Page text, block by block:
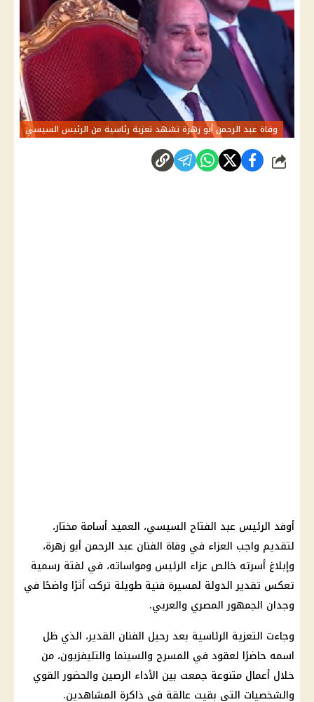
وفاة عبد الرحمن أبو زهرة تشهد تعزية رئاسية من الرئيس السيسي
شارك
أوفد الرئيس عبد الفتاح السيسي، العميد أسامة مختار،
لتقديم واجب العزاء في وفاة الفنان عبد الرحمن أبو زهرة،
وإبلاغ أسرته خالص عزاء الرئيس ومواساته، في لفتة رسمية
تعكس تقدير الدولة لمسيرة فنية طويلة تركت أثرًا واضحًا في
وجدان الجمهور المصري والعربي.
وجاءت التعزية الرئاسية بعد رحيل الفنان القدير، الذي ظل
اسمه حاضرًا لعقود في المسرح والسينما والتليفزيون، من
خلال أعمال متنوعة جمعت بين الأداء الرصين والحضور القوي
والشخصيات التي بقيت عالقة في ذاكرة المشاهدين.